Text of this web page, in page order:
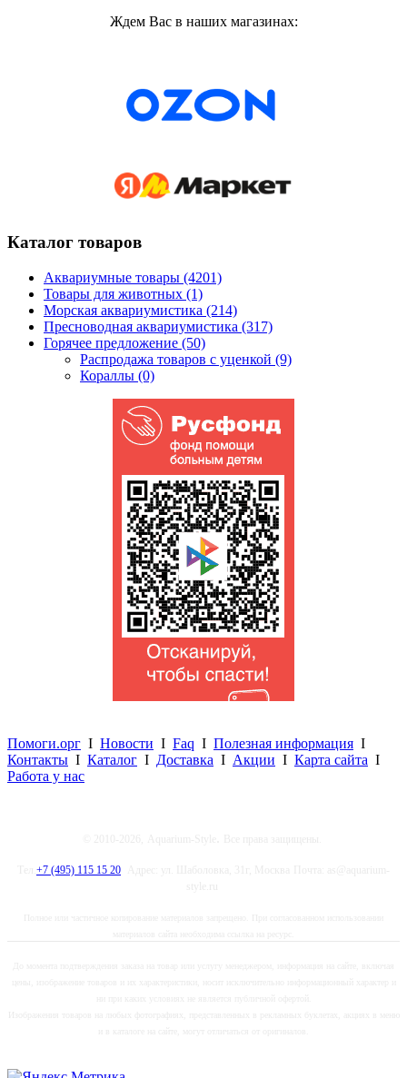
Ждем Вас в наших магазинах:
Каталог товаров
Аквариумные товары (4201)
Товары для животных (1)
Морская аквариумистика (214)
Пресноводная аквариумистика (317)
Горячее предложение (50)
Распродажа товаров с уценкой (9)
Кораллы (0)
Помоги.орг I Новости I Faq I Полезная информация I
Контакты I Каталог I Доставка I Акции I Карта сайта I
Работа у нас
+7 (495) 115 15 20